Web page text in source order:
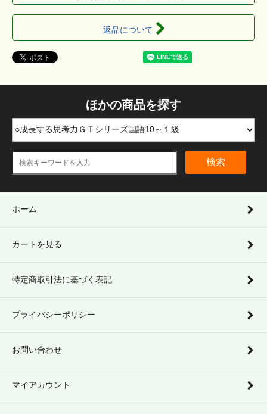
返品について
ほかの商品を探す
検索
ホーム
カートを見る
特定商取引法に基づく表記
プライバシーポリシー
お問い合わせ
マイアカウント